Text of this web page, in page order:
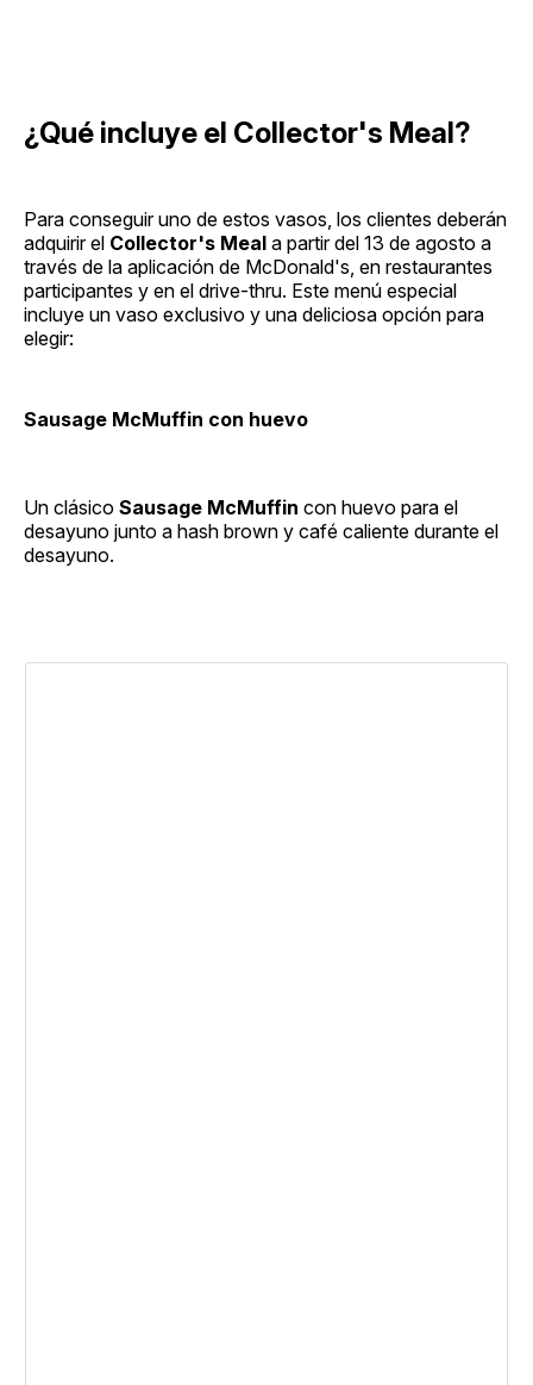
¿Qué incluye el Collector's Meal?
Para conseguir uno de estos vasos, los clientes deberán
adquirir el Collector's Meal a partir del 13 de agosto a
través de la aplicación de McDonald's, en restaurantes
participantes y en el drive-thru. Este menú especial
incluye un vaso exclusivo y una deliciosa opción para
elegir:
Sausage McMuffin con huevo
Un clásico Sausage McMuffin con huevo para el
desayuno junto a hash brown y café caliente durante el
desayuno.